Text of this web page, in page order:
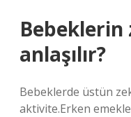
Bebeklerin
anlaşılır?
Bebeklerde üstün
aktivite.Erken